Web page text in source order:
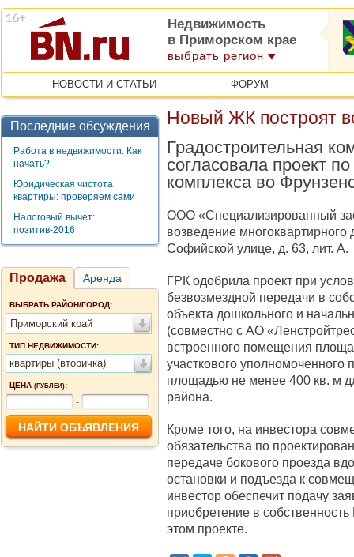
Недвижимость
в Приморском крае
выбрать регион
НОВОСТИ И СТАТЬИ ФОРУМ
Последние обсуждения
Работа в недвижимости. Как
начать?
Юридическая чистота
квартиры: проверяем сами
Налоговый вычет:
позитив-2016
Продажа Аренда
ВЫБРАТЬ РАЙОН/ГОРОД:
Приморский край
ТИП НЕДВИЖИМОСТИ:
квартиры (вторичка)
ЦЕНА (РУБЛЕЙ):
-
Новый ЖК построят
Градостроительная
согласовала проект
комплекса во
ООО «Специализированный
возведение
Софийской улице, д. 63, лит. А.
ГРК одобрила проект при
безвозмездной передачи в
объекта дошкольного и
(совместно с АО
встроенного помещения
участкового
площадью не менее 400 кв. м
района.
Кроме того, на инвестора
обязательства по
передаче бокового проезда
остановки и подъезда к
инвестор обеспечит подачу
приобретение в
этом проекте.